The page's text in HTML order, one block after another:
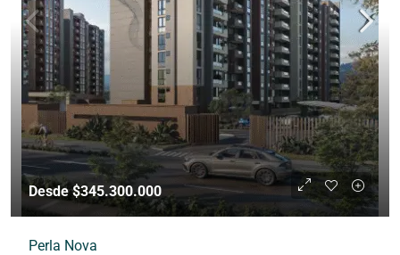
Desde $345.300.000
Perla Nova